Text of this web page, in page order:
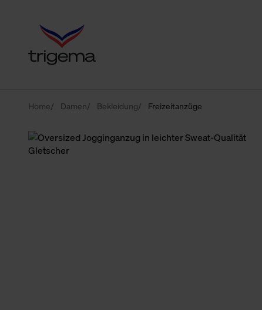
Home Damen Bekleidung Freizeitanzüge